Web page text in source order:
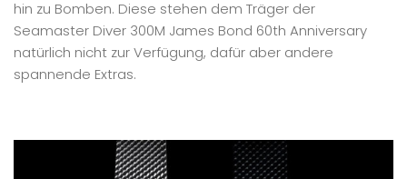
hin zu Bomben. Diese stehen dem Träger der
Seamaster Diver 300M James Bond 60th Anniversary
natürlich nicht zur Verfügung, dafür aber andere
spannende Extras.